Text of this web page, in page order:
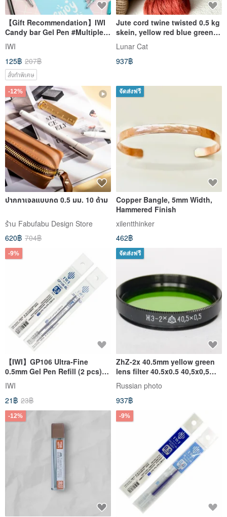
【Gift Recommendation】IWI
Candy bar Gel Pen #Multiple
Styles
IWI
125฿ 207฿
สั่งทำพิเศษ
Jute cord twine twisted 0.5 kg
skein, yellow red blue green
jute cord
Lunar Cat
937฿
-12%
ปากกาเจลแบบกด 0.5 มม. 10 ด้าม
ร้าน Fabufabu Design Store
620฿ 704฿
จัดส่งฟรี
Copper Bangle, 5mm Width,
Hammered Finish
xilentthinker
462฿
-9%
【IWI】GP106 Ultra-Fine
0.5mm Gel Pen Refill (2 pcs)
#Please note compatible pen
models
IWI
21฿ 23฿
จัดส่งฟรี
ZhZ-2x 40.5mm yellow green
lens filter 40.5x0.5 40,5x0,5
USSR LZOS for Jupiter-8
Russian photo
937฿
-12% -9%